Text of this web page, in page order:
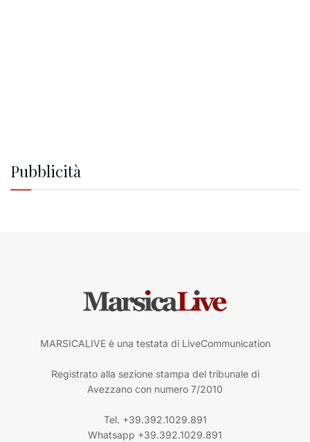
Pubblicità
MARSICALIVE è una testata di LiveCommunication
Registrato alla sezione stampa del tribunale di
Avezzano con numero 7/2010
Tel. +39.392.1029.891
Whatsapp +39.392.1029.891